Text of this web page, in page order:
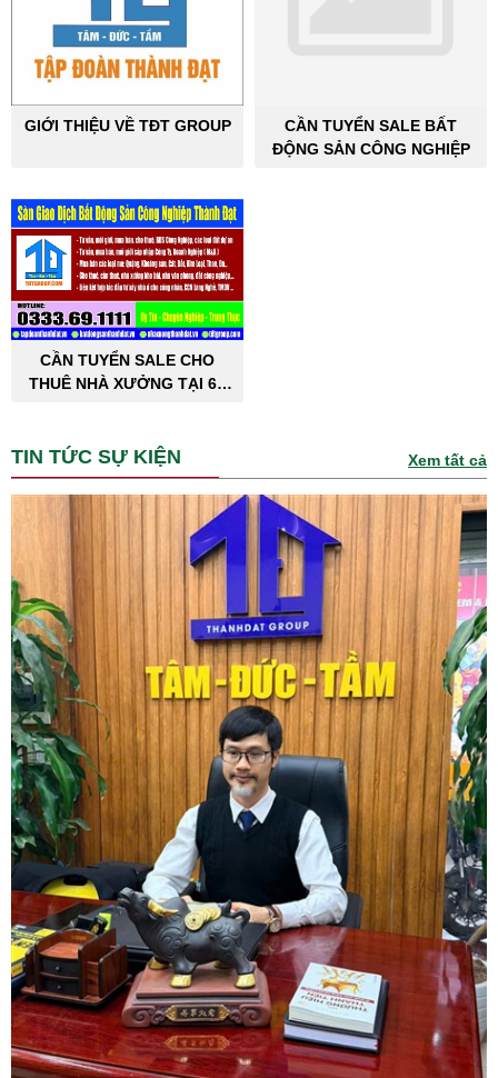
GIỚI THIỆU VỀ TĐT GROUP
CẦN TUYỂN SALE BẤT
ĐỘNG SẢN CÔNG NGHIỆP
CẦN TUYỂN SALE CHO
THUÊ NHÀ XƯỞNG TẠI 63
TIN TỨC SỰ KIỆN Xem tất cả